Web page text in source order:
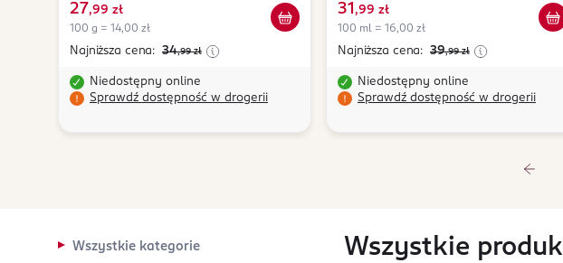
27,99 zł
100 g = 14,00 zł
Najniższa cena: 34,99 zł
Niedostępny online
Sprawdź dostępność w drogerii
31 ,99 zł
100 ml = 16,00 zł
Najniższa cena: 39,99 zł
Niedostępny online
Sprawdź dostępność w drogerii
Wszystkie kategorie Wszystkie